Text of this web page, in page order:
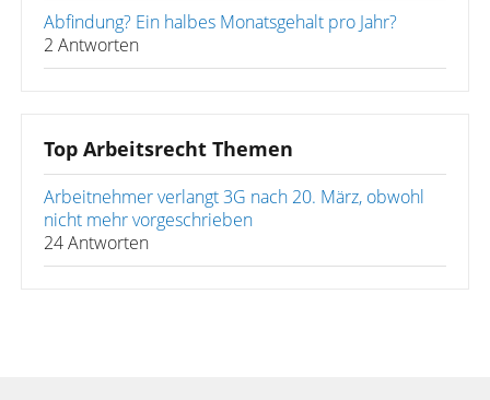
Abfindung? Ein halbes Monatsgehalt pro Jahr?
2 Antworten
Top Arbeitsrecht Themen
Arbeitnehmer verlangt 3G nach 20. März, obwohl
nicht mehr vorgeschrieben
24 Antworten